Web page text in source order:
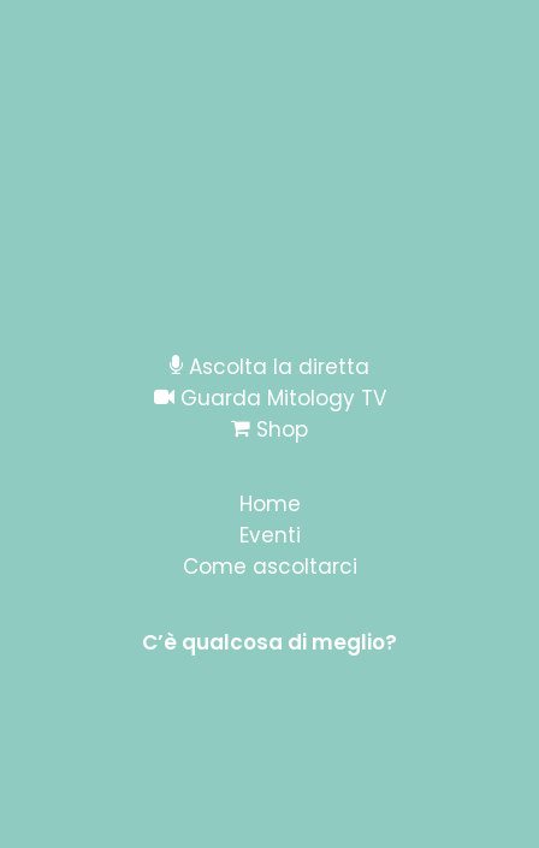
Ascolta la diretta
Guarda Mitology TV
Shop
Home
Eventi
Come ascoltarci
C’è qualcosa di meglio?